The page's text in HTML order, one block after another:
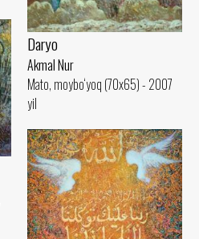
Daryo
Akmal Nur
Mato, moybo‘yoq (70x65) - 2007
yil